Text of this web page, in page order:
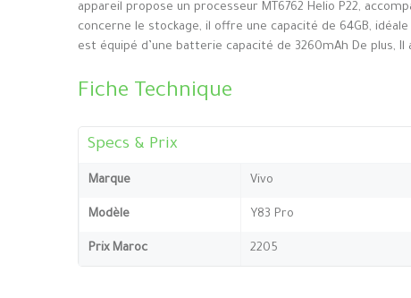
appareil propose un processeur MT6762 Helio P22,
concerne le stockage, il offre une capacité de 64GB,
est équipé d’une batterie capacité de 3260mAh De plus, Il
Fiche Technique
Specs & Prix
Marque Vivo
Modèle Y83 Pro
Prix Maroc 2205